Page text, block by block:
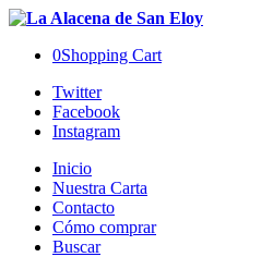
0Shopping Cart
Twitter
Facebook
Instagram
Inicio
Nuestra Carta
Contacto
Cómo comprar
Buscar